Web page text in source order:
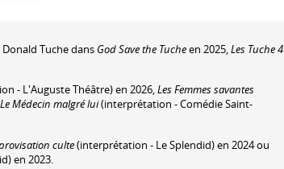
Tuche dans God Save the Tucheen 2025,Les Tuche 4
- L'Auguste Théâtre) en 2026,Les Femmes savantes
Le Médecin malgré lui(interprétation - Comédie Saint-
culte(interprétation - Le Splendid) en 2024 ou
en 2023.